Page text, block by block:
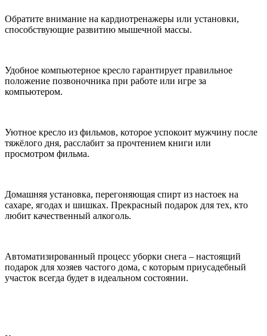
Обратите внимание на кардиотренажеры или установки,
способствующие развитию мышечной массы.
Удобное компьютерное кресло гарантирует правильное
положение позвоночника при работе или игре за
компьютером.
Уютное кресло из фильмов, которое успокоит мужчину после
тяжёлого дня, расслабит за прочтением книги или
просмотром фильма.
Домашняя установка, перегоняющая спирт из настоек на
сахаре, ягодах и шишках. Прекрасный подарок для тех, кто
любит качественный алкоголь.
Автоматизированный процесс уборки снега – настоящий
подарок для хозяев частого дома, с которым приусадебный
участок всегда будет в идеальном состоянии.